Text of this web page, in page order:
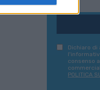
Dichiaro di
consenso
POLITICA